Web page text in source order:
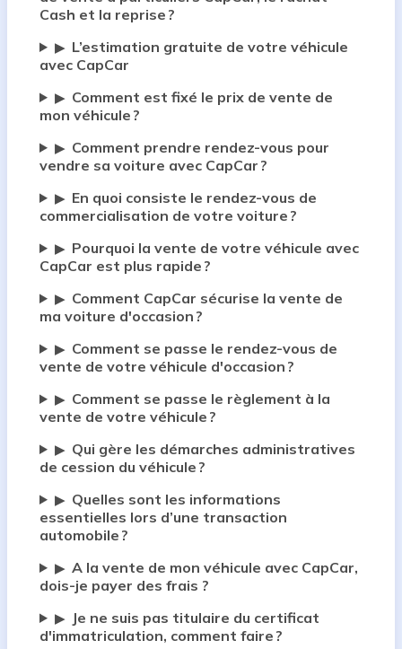
Cash et la reprise ?
▶ L’estimation gratuite de votre véhicule
avec CapCar
▶ Comment est fixé le prix de vente de
mon véhicule ?
▶ Comment prendre rendez-vous pour
vendre sa voiture avec CapCar ?
▶ En quoi consiste le rendez-vous de
commercialisation de votre voiture ?
▶ Pourquoi la vente de votre véhicule avec
CapCar est plus rapide ?
▶ Comment CapCar sécurise la vente de
ma voiture d'occasion ?
▶ Comment se passe le rendez-vous de
vente de votre véhicule d'occasion ?
▶ Comment se passe le règlement à la
vente de votre véhicule ?
▶ Qui gère les démarches administratives
de cession du véhicule ?
▶ Quelles sont les informations
essentielles lors d’une transaction
automobile ?
▶ A la vente de mon véhicule avec CapCar,
dois-je payer des frais ?
▶
Je ne suis pas titulaire du certificat
d'immatriculation, comment faire ?